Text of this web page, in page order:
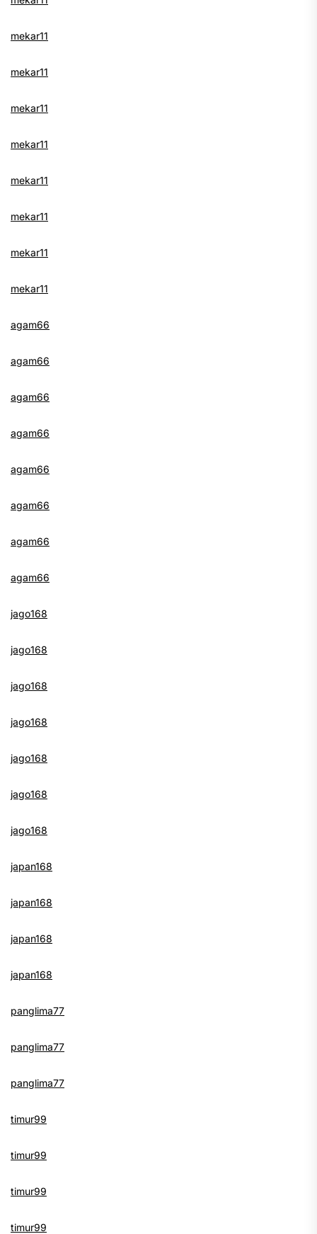
mekar11
mekar11
mekar11
mekar11
mekar11
mekar11
mekar11
mekar11
agam66
agam66
agam66
agam66
agam66
agam66
agam66
agam66
jago168
jago168
jago168
jago168
jago168
jago168
jago168
japan168
japan168
japan168
japan168
panglima77
panglima77
panglima77
timur99
timur99
timur99
timur99